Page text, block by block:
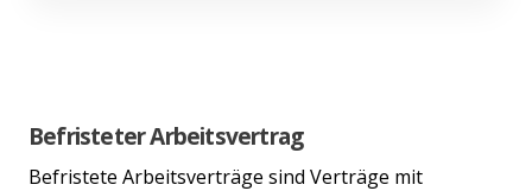
Befristeter Arbeitsvertrag
Befristete Arbeitsverträge sind Verträge mit